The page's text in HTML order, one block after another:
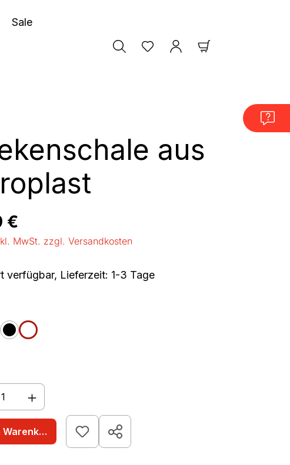
Sale
aus
Preis:
€
MwSt. zzgl. Versandkosten
verfügbar, Lieferzeit: 1-3 Tage
schwarz
weiß
Anzahl: Gib den gewünschten Wert